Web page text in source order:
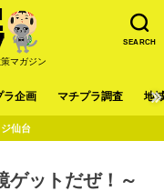
SEARCH
マガジン
ラ企画 マチプラ調査 地
仙台
ゲットだぜ！～